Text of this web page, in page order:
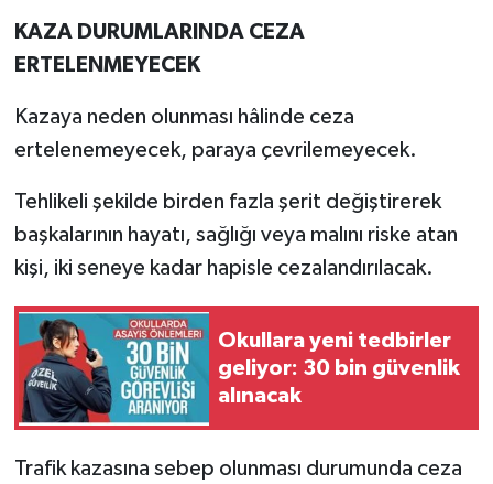
KAZA DURUMLARINDA CEZA
ERTELENMEYECEK
Kazaya neden olunması hâlinde ceza
ertelenemeyecek, paraya çevrilemeyecek.
Tehlikeli şekilde birden fazla şerit değiştirerek
başkalarının hayatı, sağlığı veya malını riske atan
kişi, iki seneye kadar hapisle cezalandırılacak.
Okullara yeni tedbirler
geliyor: 30 bin güvenlik
alınacak
Trafik kazasına sebep olunması durumunda ceza